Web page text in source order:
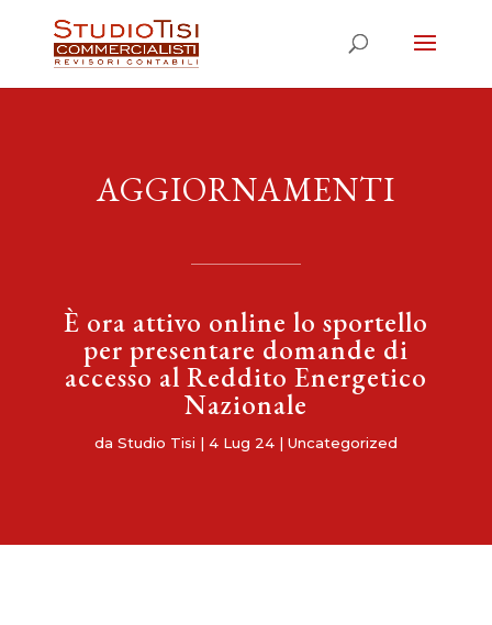
AGGIORNAMENTI
È ora attivo online lo sportello
per presentare domande di
accesso al Reddito Energetico
Nazionale
da Studio Tisi | 4 Lug 24| Uncategorized